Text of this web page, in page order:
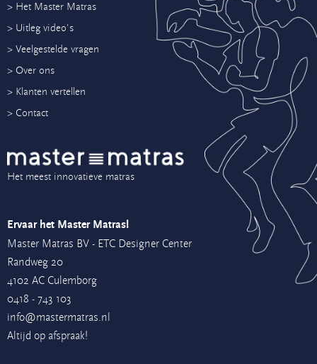
> Het Master Matras
> Uitleg video's
> Veelgestelde vragen
> Over ons
> Klanten vertellen
> Contact
Het meest innovatieve matras
Ervaar het Master Matras!
Master Matras BV - ETC Designer Center
Randweg 20
4102 AC Culemborg
0418 - 743 103
info@mastermatras.nl
Altijd op afspraak!